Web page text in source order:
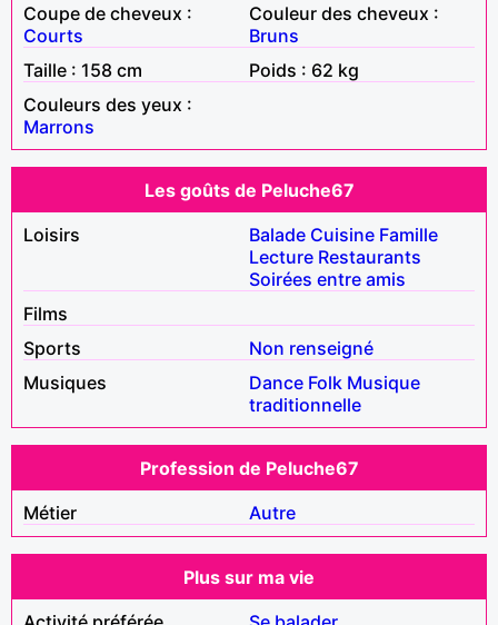
Coupe de cheveux :
Courts
Couleur des cheveux :
Bruns
Taille : 158 cm
Poids : 62 kg
Couleurs des yeux :
Marrons
Les goûts de Peluche67
Loisirs
Balade Cuisine Famille
Lecture Restaurants
Soirées entre amis
Films
Sports
Non renseigné
Musiques
Dance Folk Musique
traditionnelle
Profession de Peluche67
Métier
Autre
Plus sur ma vie